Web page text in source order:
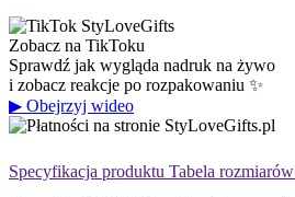
Zobacz na TikToku
Sprawdź jak wygląda nadruk na żywo
i zobacz reakcje po rozpakowaniu ✨
▶ Obejrzyj wideo
Specyfikacja produktu Tabela rozmiarów